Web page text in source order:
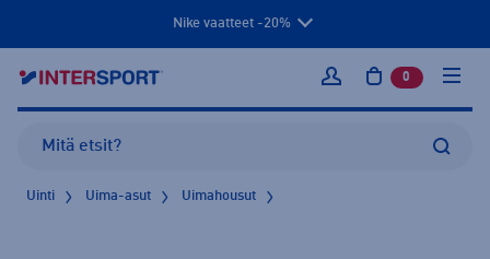
Nike vaatteet -20%
Kirjaudu sisään
0 tuotetta
Uinti Uima-asut Uimahousut